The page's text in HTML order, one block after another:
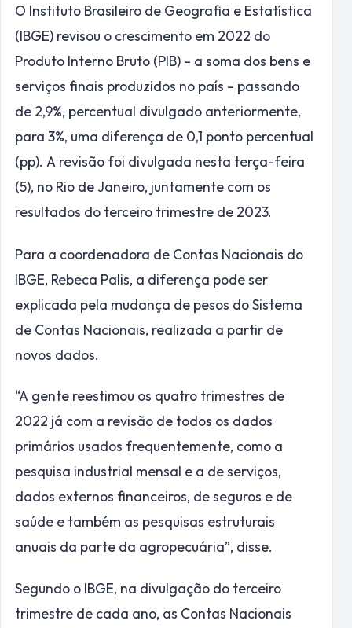
O Instituto Brasileiro de Geografia e Estatística
(IBGE) revisou o crescimento em 2022 do
Produto Interno Bruto (PIB) – a soma dos bens e
serviços finais produzidos no país – passando
de 2,9%, percentual divulgado anteriormente,
para 3%, uma diferença de 0,1 ponto percentual
(pp). A revisão foi divulgada nesta terça-feira
(5), no Rio de Janeiro, juntamente com os
resultados do terceiro trimestre de 2023.
Para a coordenadora de Contas Nacionais do
IBGE, Rebeca Palis, a diferença pode ser
explicada pela mudança de pesos do Sistema
de Contas Nacionais, realizada a partir de
novos dados.
“A gente reestimou os quatro trimestres de
2022 já com a revisão de todos os dados
primários usados frequentemente, como a
pesquisa industrial mensal e a de serviços,
dados externos financeiros, de seguros e de
saúde e também as pesquisas estruturais
anuais da parte da agropecuária”, disse.
Segundo o IBGE, na divulgação do terceiro
trimestre de cada ano, as Contas Nacionais